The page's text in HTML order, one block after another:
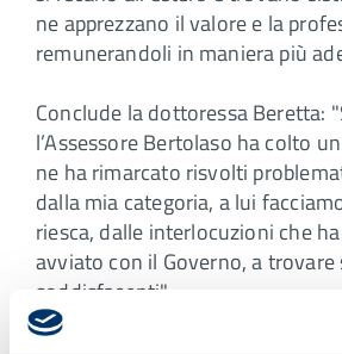
ne apprezzano il valore e la
remunerandoli in maniera più
Conclude la dottoressa Beretta:
l’Assessore Bertolaso ha colto
ne ha rimarcato risvolti
dalla mia categoria, a lui
riesca, dalle interlocuzioni che
avviato con il Governo, a
soddisfacenti".